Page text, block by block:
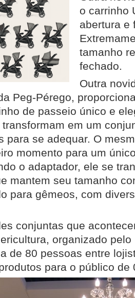
o carrinho
abertura e
tamanho
fechado.
Outra
Peg-Pérego,
de passeio único e
em um
para se adequar. O
momento para um
o adaptador, ele se
mantem seu tamanho
para gêmeos, com
conjuntas que
organizado pelo
de 80 pessoas entre
para o público de